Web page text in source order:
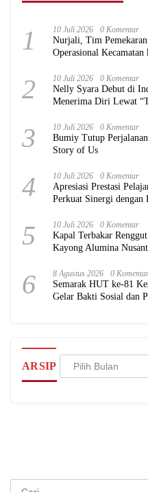
1 10 Juli 2026 0 Komentar
Nurjali, Tim
Operasional Kecamatan
2 10 Juli 2026 0 Komentar
Nelly Syara Debut di
Menerima Diri Lewat
3 10 Juli 2026 0 Komentar
Bumiy Tutup
Story of Us
4 10 Juli 2026 0 Komentar
Apresiasi Prestasi
Perkuat Sinergi dengan
5 10 Juli 2026 0 Komentar
Kapal Terbakar
Kayong Alumina
6 8 Agustus 2026 0
Semarak HUT ke-81
Gelar Bakti Sosial dan
ARSIP
Arsip